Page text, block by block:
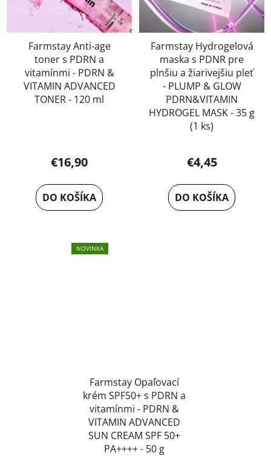
Farmstay Anti-age
toner s PDRN a
vitamínmi - PDRN &
VITAMIN ADVANCED
TONER - 120 ml
€16,90
DO KOŠÍKA
Farmstay Hydrogelová
maska s PDNR pre
plnšiu a žiarivejšiu pleť
- PLUMP & GLOW
PDRN&VITAMIN
HYDROGEL MASK - 35 g
(1 ks)
€4,45
DO KOŠÍKA
NOVINKA
Farmstay Opaľovací
krém SPF50+ s PDRN a
vitamínmi - PDRN &
VITAMIN ADVANCED
SUN CREAM SPF 50+
PA++++ - 50 g